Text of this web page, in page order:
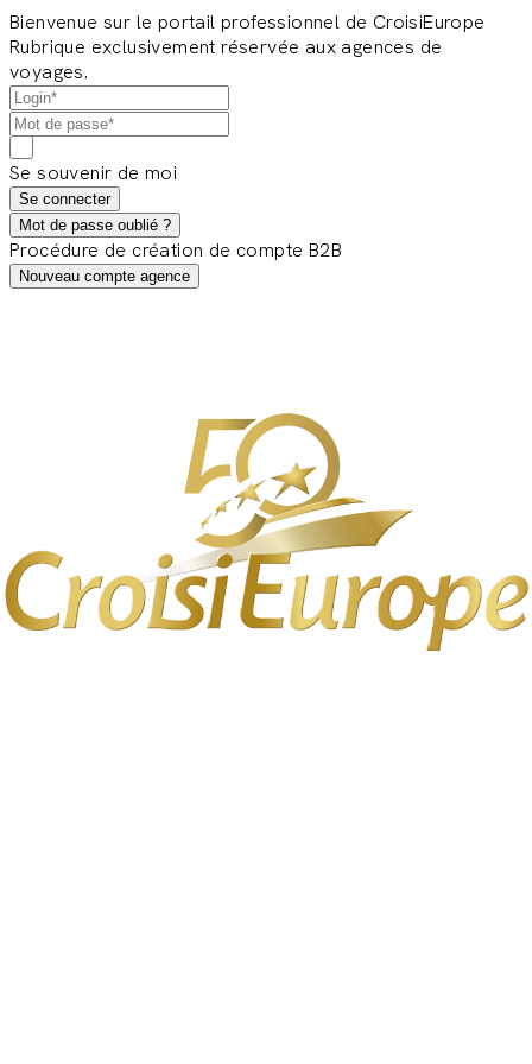
Bienvenue sur le portail professionnel de CroisiEurope
Rubrique exclusivement réservée aux agences de
voyages.
Se souvenir de moi
Se connecter
Mot de passe oublié ?
Procédure de création de compte B2B
Nouveau compte agence